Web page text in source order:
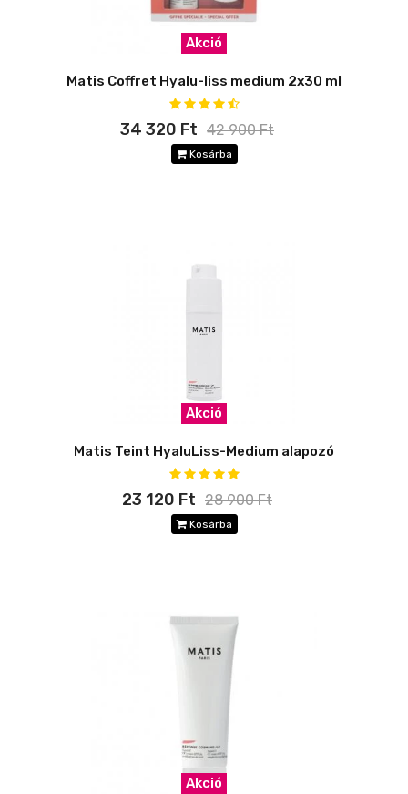
Akció
Matis Coffret Hyalu-liss medium 2x30 ml
34 320 Ft 42 900 Ft
Kosárba
Akció
Matis Teint HyaluLiss-Medium alapozó
23 120 Ft 28 900 Ft
Kosárba
Akció